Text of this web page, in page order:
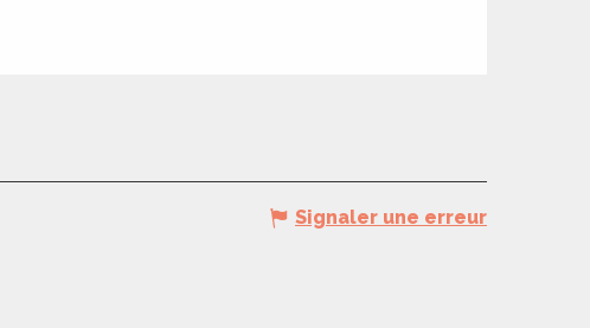
Signaler une erreur